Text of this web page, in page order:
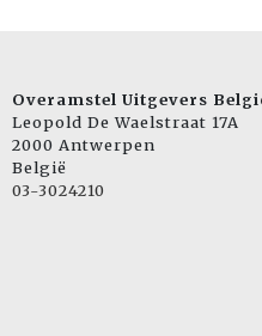
Overamstel Uitgevers
Leopold De Waelstraat 17A
2000 Antwerpen
België
03-3024210